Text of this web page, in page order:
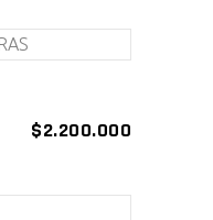
$2.200.000